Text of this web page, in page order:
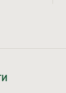
меблі з